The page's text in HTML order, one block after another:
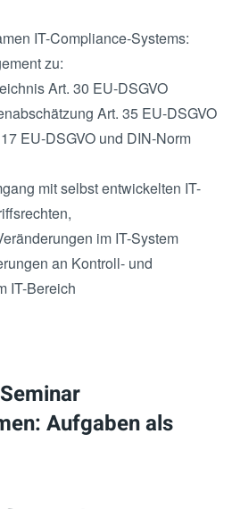
IT-Compliance-Systems:
zu:
Art. 30 EU-DSGVO
Art. 35 EU-DSGVO
EU-DSGVO und DIN-Norm
mit selbst entwickelten IT-
im IT-System
an Kontroll- und
IT-Bereich
Aufgaben als